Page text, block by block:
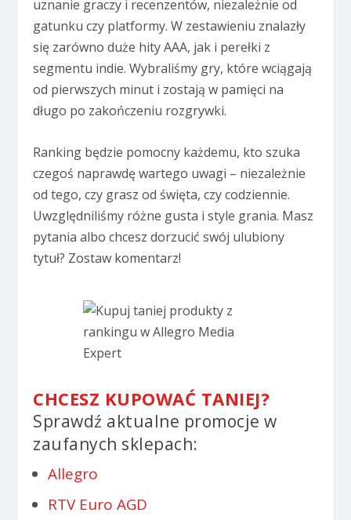
uznanie graczy i recenzentów, niezależnie od
gatunku czy platformy. W zestawieniu znalazły
się zarówno duże hity AAA, jak i perełki z
segmentu indie. Wybraliśmy gry, które wciągają
od pierwszych minut i zostają w pamięci na
długo po zakończeniu rozgrywki.
Ranking będzie pomocny każdemu, kto szuka
czegoś naprawdę wartego uwagi – niezależnie
od tego, czy grasz od święta, czy codziennie.
Uwzględniliśmy różne gusta i style grania. Masz
pytania albo chcesz dorzucić swój ulubiony
tytuł? Zostaw komentarz!
CHCESZ KUPOWAĆ TANIEJ?
Sprawdź aktualne promocje w
zaufanych sklepach:
Allegro
RTV Euro AGD